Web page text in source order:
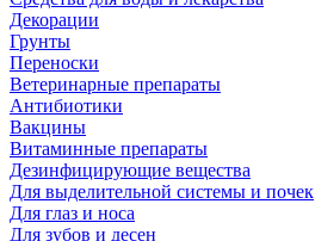
Декорации
Грунты
Переноски
Ветеринарные препараты
Антибиотики
Вакцины
Витаминные препараты
Дезинфицирующие вещества
Для выделительной системы и почек
Для глаз и носа
Для зубов и десен